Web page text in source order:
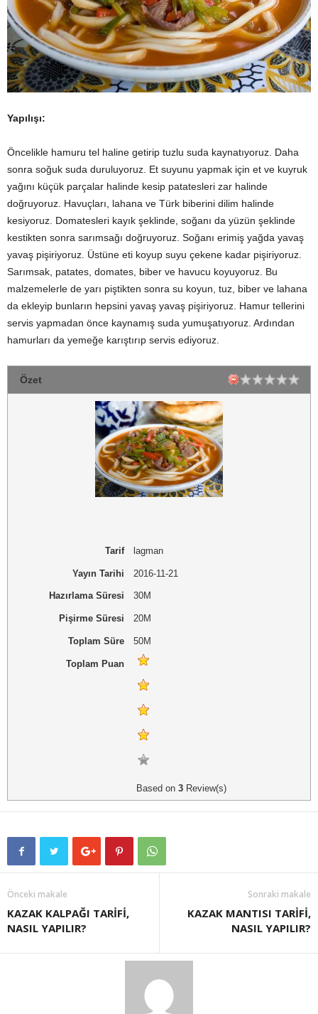
Yapılışı:
Öncelikle hamuru tel haline getirip tuzlu suda kaynatıyoruz. Daha
sonra soğuk suda duruluyoruz. Et suyunu yapmak için et ve kuyruk
yağını küçük parçalar halinde kesip patatesleri zar halinde
doğruyoruz. Havuçları, lahana ve Türk biberini dilim halinde
kesiyoruz. Domatesleri kayık şeklinde, soğanı da yüzün şeklinde
kestikten sonra sarımsağı doğruyoruz. Soğanı erimiş yağda yavaş
yavaş pişiriyoruz. Üstüne eti koyup suyu çekene kadar pişiriyoruz.
Sarımsak, patates, domates, biber ve havucu koyuyoruz. Bu
malzemelerle de yarı piştikten sonra su koyun, tuz, biber ve lahana
da ekleyip bunların hepsini yavaş yavaş pişiriyoruz. Hamur tellerini
servis yapmadan önce kaynamış suda yumuşatıyoruz. Ardından
hamurları da yemeğe karıştırıp servis ediyoruz.
Özet
Tarif lagman
Yayın Tarihi 2016-11-21
Hazırlama Süresi 30M
Pişirme Süresi 20M
Toplam Süre 50M
Toplam Puan
Based on 3 Review(s)
Önceki makale
KAZAK KALPAĞI TARİFİ,
NASIL YAPILIR?
Sonraki makale
KAZAK MANTISI TARİFİ,
NASIL YAPILIR?